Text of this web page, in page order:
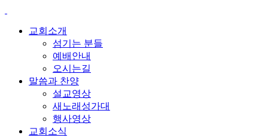
교회소개
섬기는 분들
예배안내
오시는길
말씀과 찬양
설교영상
새노래성가대
행사영상
교회소식